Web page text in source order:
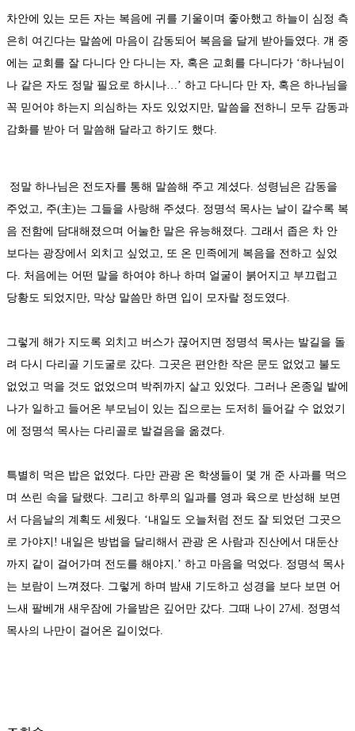
차안에 있는 모든 자는 복음에 귀를 기울이며 좋아했고 하늘이 심정 측
은히 여긴다는 말씀에 마음이 감동되어 복음을 달게 받아들였다. 걔 중
에는 교회를 잘 다니다 안 다니는 자, 혹은 교회를 다니다가 ‘하나님이
나 같은 자도 정말 필요로 하시나…’ 하고 다니다 만 자, 혹은 하나님을
꼭 믿어야 하는지 의심하는 자도 있었지만, 말씀을 전하니 모두 감동과
감화를 받아 더 말씀해 달라고 하기도 했다.
정말 하나님은 전도자를 통해 말씀해 주고 계셨다. 성령님은 감동을
주었고, 주(主)는 그들을 사랑해 주셨다. 정명석 목사는 날이 갈수록 복
음 전함에 담대해졌으며 어눌한 말은 유능해졌다. 그래서 좁은 차 안
보다는 광장에서 외치고 싶었고, 또 온 민족에게 복음을 전하고 싶었
다. 처음에는 어떤 말을 하여야 하나 하며 얼굴이 붉어지고 부끄럽고
당황도 되었지만, 막상 말씀만 하면 입이 모자랄 정도였다.
그렇게 해가 지도록 외치고 버스가 끊어지면 정명석 목사는 발길을 돌
려 다시 다리골 기도굴로 갔다. 그곳은 편안한 작은 문도 없었고 불도
없었고 먹을 것도 없었으며 박쥐까지 살고 있었다. 그러나 온종일 밭에
나가 일하고 들어온 부모님이 있는 집으로는 도저히 들어갈 수 없었기
에 정명석 목사는 다리골로 발걸음을 옮겼다.
특별히 먹은 밥은 없었다. 다만 관광 온 학생들이 몇 개 준 사과를 먹으
며 쓰린 속을 달랬다. 그리고 하루의 일과를 영과 육으로 반성해 보면
서 다음날의 계획도 세웠다. ‘내일도 오늘처럼 전도 잘 되었던 그곳으
로 가야지! 내일은 방법을 달리해서 관광 온 사람과 진산에서 대둔산
까지 같이 걸어가며 전도를 해야지.’ 하고 마음을 먹었다. 정명석 목사
는 보람이 느껴졌다. 그렇게 하며 밤새 기도하고 성경을 보다 보면 어
느새 팔베개 새우잠에 가을밤은 깊어만 갔다. 그때 나이 27세. 정명석
목사의 나만이 걸어온 길이었다.